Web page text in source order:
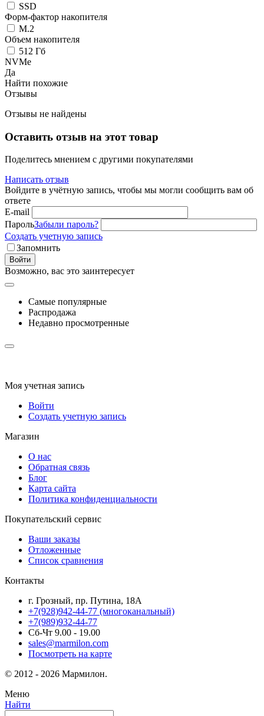
SSD
Форм-фактор накопителя
M.2
Объем накопителя
512 Гб
NVMe
Да
Найти похожие
Отзывы
Отзывы не найдены
Оставить отзыв на этот товар
Поделитесь мнением с другими покупателями
Написать отзыв
Войдите в учётную запись, чтобы мы могли сообщить вам об
ответе
E-mail
ПарольЗабыли пароль?
Создать учетную запись
Запомнить
Войти
Возможно, вас это заинтересует
Самые популярные
Распродажа
Недавно просмотренные
Моя учетная запись
Войти
Создать учетную запись
Магазин
О нас
Обратная связь
Блог
Карта сайта
Политика конфиденциальности
Покупательский сервис
Ваши заказы
Отложенные
Список сравнения
Контакты
г. Грозный, пр. Путина, 18А
+7(928)942-44-77 (многоканальный)
+7(989)932-44-77
Сб-Чт 9.00 - 19.00
sales@marmilon.com
Посмотреть на карте
© 2012 - 2026 Мармилон.
Меню
Найти